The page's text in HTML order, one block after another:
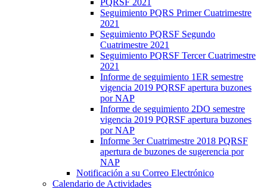
PQRSF 2021
Seguimiento PQRS Primer Cuatrimestre
2021
Seguimiento PQRSF Segundo
Cuatrimestre 2021
Seguimiento PQRSF Tercer Cuatrimestre
2021
Informe de seguimiento 1ER semestre
vigencia 2019 PQRSF apertura buzones
por NAP
Informe de seguimiento 2DO semestre
vigencia 2019 PQRSF apertura buzones
por NAP
Informe 3er Cuatrimestre 2018 PQRSF
apertura de buzones de sugerencia por
NAP
Notificación a su Correo Electrónico
Calendario de Actividades